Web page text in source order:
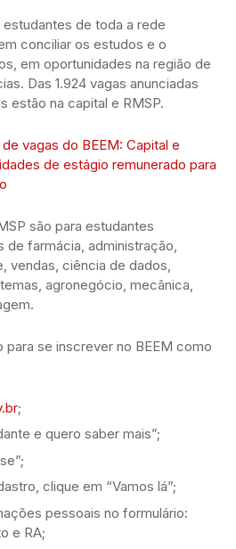
de toda a rede
conciliar os estudos e o
em oportunidades na região de
Das 1.924 vagas anunciadas
estão na capital e RMSP.
vagas do BEEM: Capital e
de estágio remunerado para
são para estudantes
de farmácia, administração,
vendas, ciência de dados,
agronegócio, mecânica,
para se inscrever no BEEM como
;
e quero saber mais”;
clique em “Vamos lá”;
pessoais no formulário:
e RA;